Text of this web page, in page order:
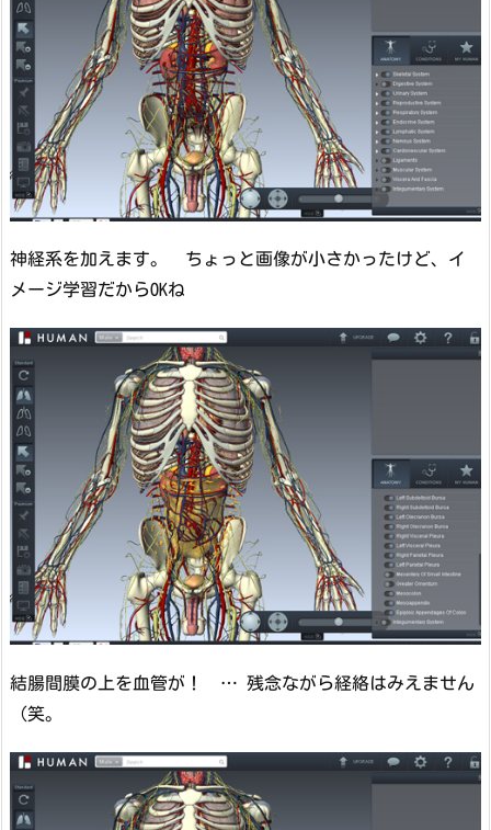
神経系を加えます。 ちょっと画像が小さかったけど、イ
メージ学習だからOKね
結腸間膜の上を血管が！ … 残念ながら経絡はみえません
（笑。